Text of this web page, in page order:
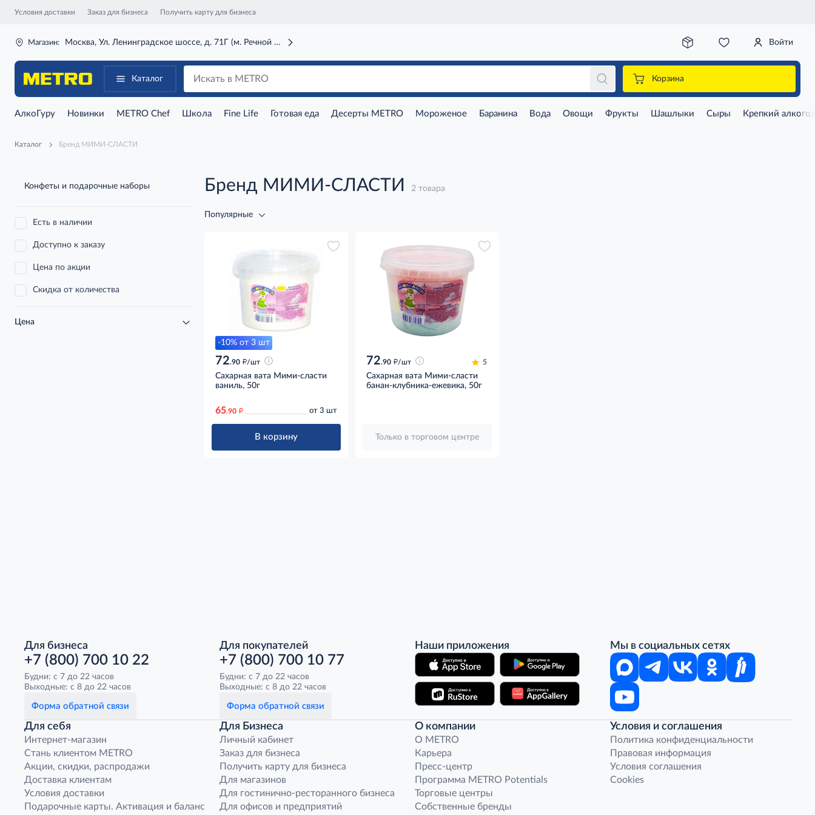
Условия доставки Заказ для бизнеса Получить карту для бизнеса
Магазин: Москва, Ул. Ленинградское шоссе, д. 71Г (м. Речной вокзал) Войти
Каталог Корзина
АлкоГуру Новинки METRO Chef Школа Fine Life Готовая еда Десерты METRO Мороженое Баранина Вода Овощи Фрукты Шашлыки Сыры Крепкий
Каталог Бренд МИМИ-СЛАСТИ
Конфеты и подарочные наборы
Есть в наличии
Доступно к заказу
Цена по акции
Скидка от количества
Цена
Бренд МИМИ-СЛАСТИ 2 товара
Популярные
-10% от 3 шт
72.90 д/шт
Сахарная вата Мими-сласти
ваниль, 50г
65.90 д от 3 шт
В корзину
72.90 д/шт 5
Сахарная вата Мими-сласти
банан-клубника-ежевика, 50г
Только в торговом центре
Для бизнеса
+7 (800) 700 10 22
Будни: с 7 до 22 часов
Выходные: с 8 до 22 часов
Форма обратной связи
Для покупателей
+7 (800) 700 10 77
Будни: с 7 до 22 часов
Выходные: с 8 до 22 часов
Форма обратной связи
Наши приложения Мы в социальных сетях
Для себя
Интернет-магазин
Стань клиентом METRO
Акции, скидки, распродажи
Доставка клиентам
Условия доставки
Подарочные карты. Активация и баланс
Для Бизнеса
Личный кабинет
Заказ для бизнеса
Получить карту для бизнеса
Для магазинов
Для гостинично-ресторанного бизнеса
Для офисов и предприятий
О компании
O METRO
Карьера
Пресс-центр
Программа METRO Potentials
Торговые центры
Собственные бренды
Условия и соглашения
Политика конфиденциальности
Правовая информация
Условия соглашения
Cookies